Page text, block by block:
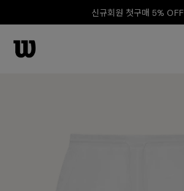
신규회원 첫구매 5% OFF